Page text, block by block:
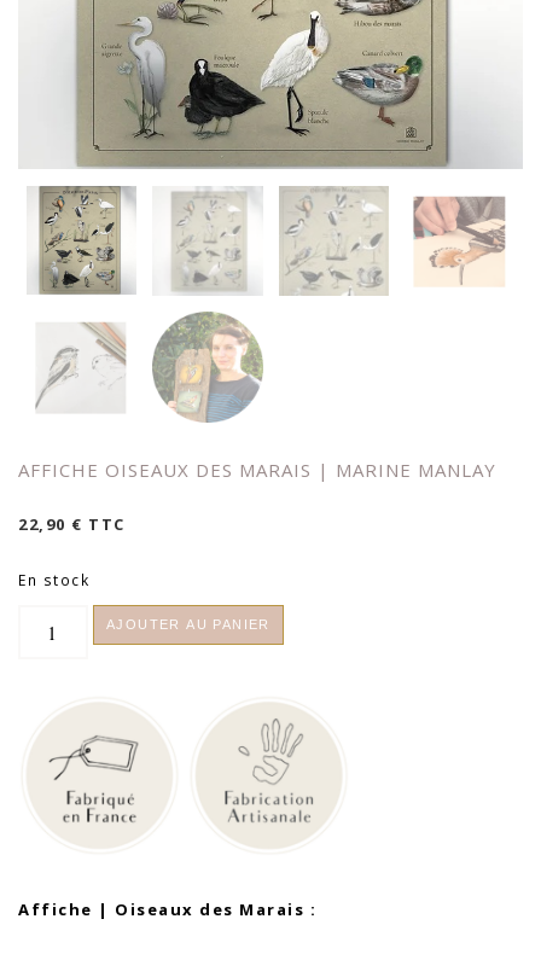
AFFICHE OISEAUX DES MARAIS | MARINE MANLAY
22,90 € TTC
En stock
Marais
Marine
Manlay
AJOUTER AU PANIER
Affiche | Oiseaux des Marais :